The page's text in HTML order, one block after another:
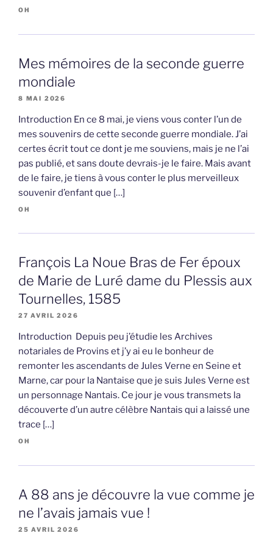
OH
Mes mémoires de la seconde guerre
mondiale
8 MAI 2026
Introduction En ce 8 mai, je viens vous conter l’un de
mes souvenirs de cette seconde guerre mondiale. J’ai
certes écrit tout ce dont je me souviens, mais je ne l’ai
pas publié, et sans doute devrais-je le faire. Mais avant
de le faire, je tiens à vous conter le plus merveilleux
souvenir d’enfant que […]
OH
François La Noue Bras de Fer époux
de Marie de Luré dame du Plessis aux
Tournelles, 1585
27 AVRIL 2026
Introduction Depuis peu j’étudie les Archives
notariales de Provins et j’y ai eu le bonheur de
remonter les ascendants de Jules Verne en Seine et
Marne, car pour la Nantaise que je suis Jules Verne est
un personnage Nantais. Ce jour je vous transmets la
découverte d’un autre célèbre Nantais qui a laissé une
trace […]
OH
A 88 ans je découvre la vue comme je
ne l’avais jamais vue !
25 AVRIL 2026